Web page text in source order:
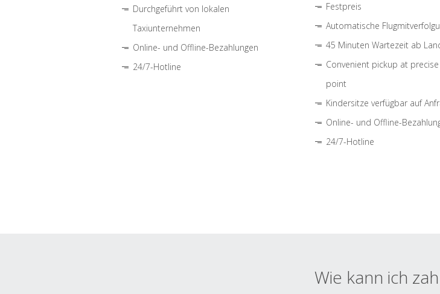
Durchgeführt von lokalen
Taxiunternehmen
Online- und Offline-Bezahlungen
24/7-Hotline
Festpreis
Automatische
45 Minuten Wartezeit ab
Convenient pickup at
point
Kindersitze verfügbar auf
Online- und Offline-
24/7-Hotline
Wie kann ich